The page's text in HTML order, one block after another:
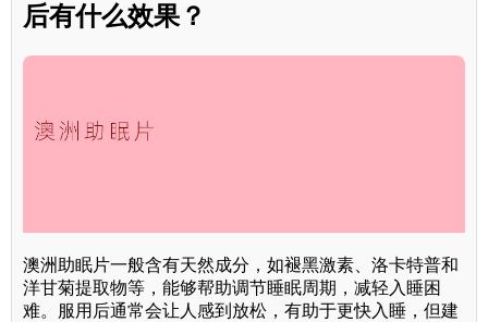
后有什么效果？
澳洲助眠片一般含有天然成分，如褪黑激素、洛卡特普和
洋甘菊提取物等，能够帮助调节睡眠周期，减轻入睡困
难。服用后通常会让人感到放松，有助于更快入睡，但建